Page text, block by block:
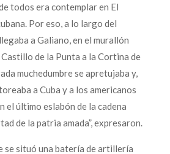
todos era contemplar en El
Por eso, a lo largo del
a Galiano, en el murallón
de la Punta a la Cortina de
muchedumbre se apretujaba y,
a Cuba y a los americanos
el último eslabón de la cadena
de la patria amada”, expresaron.
se situó una batería de artillería